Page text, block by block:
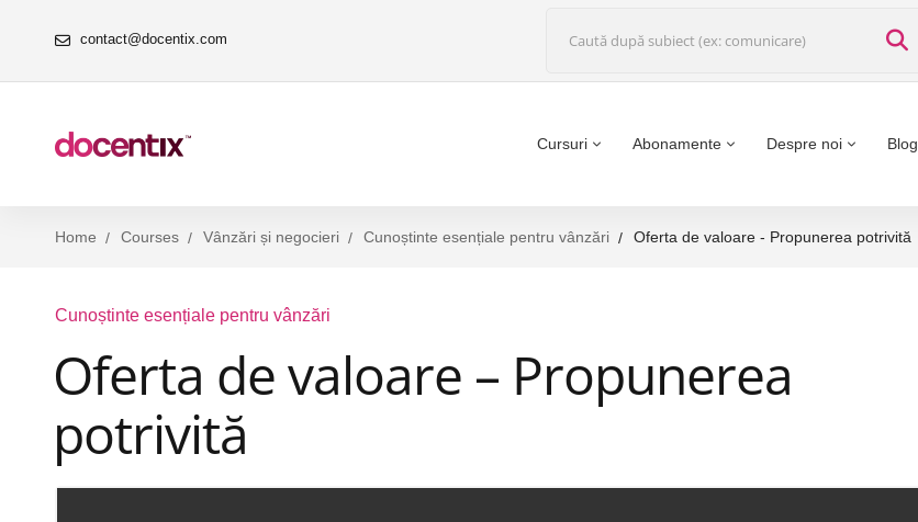
contact@docentix.com
Cursuri Abonamente Despre noi Blog
Home Courses Vânzări și negocieri Cunoștinte esențiale pentru vânzări Oferta de valoare - Propunerea potrivită
Cunoștinte esențiale pentru vânzări
Oferta de valoare – Propunerea
potrivită